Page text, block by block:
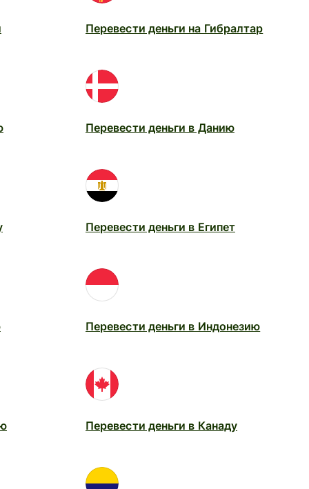
Перевести деньги на Гибралтар
Перевести деньги в Данию
Перевести деньги в Египет
Перевести деньги в Индонезию
Перевести деньги в Канаду